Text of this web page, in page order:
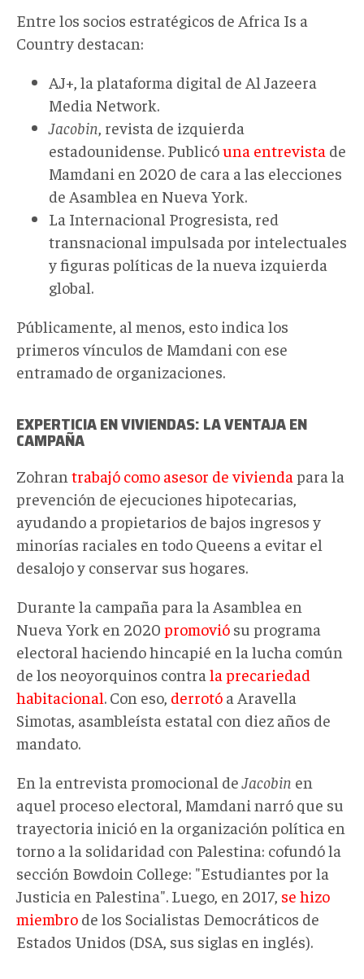
Entre los socios estratégicos de Africa Is a
Country destacan:
AJ+, la plataforma digital de Al Jazeera
Media Network.
Jacobin , revista de izquierda
estadounidense. Publicóuna entrevista de
Mamdani en 2020 de cara a las elecciones
de Asamblea en Nueva York.
La Internacional Progresista, red
transnacional impulsada por intelectuales
y figuras políticas de la nueva izquierda
global.
Públicamente, al menos, esto indica los
primeros vínculos de Mamdani con ese
entramado de organizaciones.
EXPERTICIA EN VIVIENDAS: LA VENTAJA EN
CAMPAÑA
Zohran trabajó como asesor de vivienda para la
prevención de ejecuciones hipotecarias,
ayudando a propietarios de bajos ingresos y
minorías raciales en todo Queens a evitar el
desalojo y conservar sus hogares.
Durante la campaña para la Asamblea en
Nueva York en 2020 promovió su programa
electoral haciendo hincapié en la lucha común
de los neoyorquinos contra la precariedad
habitacional. Con eso, derrotó a Aravella
Simotas, asambleísta estatal con diez años de
mandato.
En la entrevista promocional deJacobin en
aquel proceso electoral, Mamdani narró que su
trayectoria inició en la organización política en
torno a la solidaridad con Palestina: cofundó la
sección Bowdoin College: "Estudiantes por la
Justicia en Palestina". Luego, en 2017, se hizo
miembro de los Socialistas Democráticos de
Estados Unidos (DSA, sus siglas en inglés).